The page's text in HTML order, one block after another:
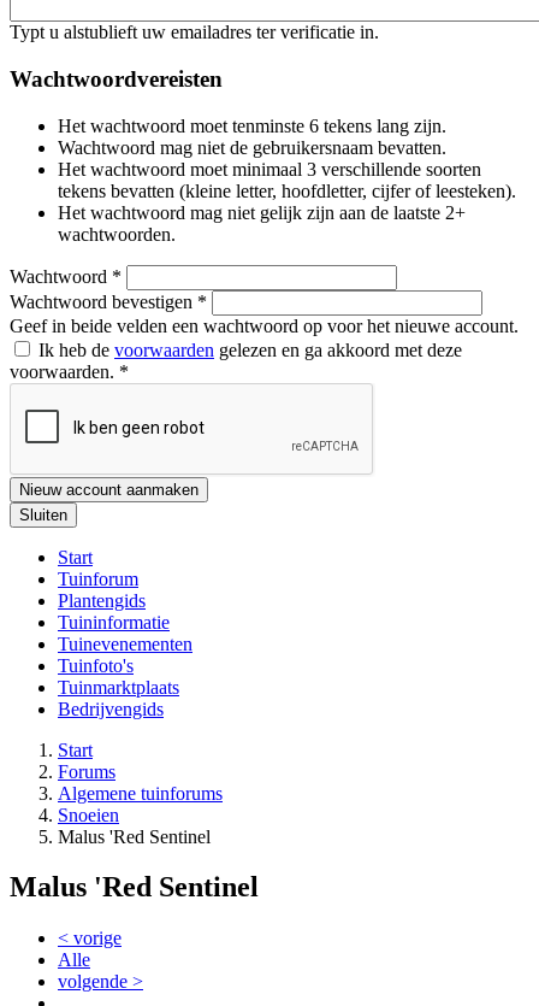
Typt u alstublieft uw emailadres ter verificatie in.
Wachtwoordvereisten
Het wachtwoord moet tenminste 6 tekens lang zijn.
Wachtwoord mag niet de gebruikersnaam bevatten.
Het wachtwoord moet minimaal 3 verschillende soorten
tekens bevatten (kleine letter, hoofdletter, cijfer of leesteken).
Het wachtwoord mag niet gelijk zijn aan de laatste 2+
wachtwoorden.
Wachtwoord *
Wachtwoord bevestigen *
Geef in beide velden een wachtwoord op voor het nieuwe account.
Ik heb de voorwaarden gelezen en ga akkoord met deze
voorwaarden. *
Nieuw account aanmaken
Sluiten
Start
Tuinforum
Plantengids
Tuininformatie
Tuinevenementen
Tuinfoto's
Tuinmarktplaats
Bedrijvengids
Start
Forums
Algemene tuinforums
Snoeien
Malus 'Red Sentinel
Malus 'Red Sentinel
< vorige
Alle
volgende >